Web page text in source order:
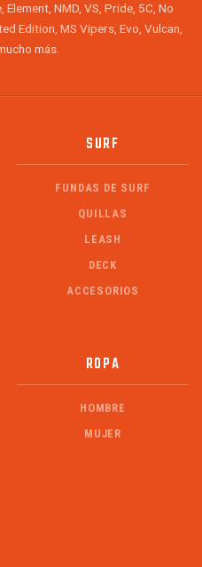
NMD, VS, Pride, 5C, No
Edition, MS Vipers, Evo, Vulcan,
más.
SURF
FUNDAS DE SURF
QUILLAS
LEASH
DECK
ACCESORIOS
ROPA
HOMBRE
MUJER